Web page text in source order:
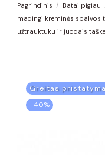
Pagrindinis Batai pigiau
madingi kreminės spalvos
užtrauktuku ir juodais
Greitas
−40%